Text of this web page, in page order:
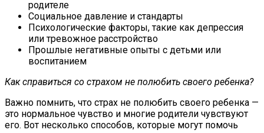
родителе
Социальное давление и стандарты
Психологические факторы, такие как депрессия
или тревожное расстройство
Прошлые негативные опыты с детьми или
воспитанием
Как справиться со страхом не полюбить своего ребенка?
Важно помнить, что страх не полюбить своего ребенка —
это нормальное чувство и многие родители чувствуют
его. Вот несколько способов, которые могут помочь